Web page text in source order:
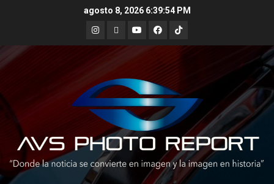
agosto 8, 2026 6:39:55 PM
Instagram
X YoutubeFacebook
TikTok